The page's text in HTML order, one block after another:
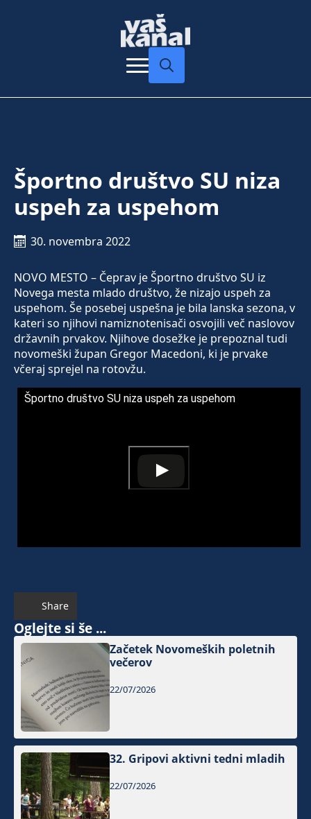
Športno društvo SU niza
uspeh za uspehom
30. novembra 2022
NOVO MESTO – Čeprav je Športno društvo SU iz
Novega mesta mlado društvo, že nizajo uspeh za
uspehom. Še posebej uspešna je bila lanska sezona, v
kateri so njihovi namiznotenisači osvojili več naslovov
državnih prvakov. Njihove dosežke je prepoznal tudi
novomeški župan Gregor Macedoni, ki je prvake
včeraj sprejel na rotovžu.
Športno društvo SU niza uspeh za uspehom
Share
Oglejte si še ...
Začetek Novomeških poletnih
večerov
22/07/2026
32. Gripovi aktivni tedni mladih
22/07/2026